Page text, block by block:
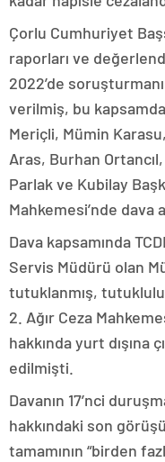
Çorlu Cumhuriyet
raporları ve
2022’de
verilmiş, bu
Meriçli, Mümin
Aras, Burhan
Parlak ve Kubilay
Mahkemesi’nde dava
Dava kapsamında
Servis Müdürü olan
tutuklanmış,
2. Ağır Ceza
hakkında yurt dışına
edilmişti.
Davanın 17’nci
hakkındaki son
tamamının “birden